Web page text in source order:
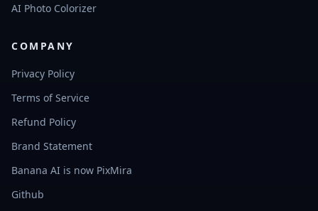
AI Photo Colorizer
COMPANY
Privacy Policy
Terms of Service
Refund Policy
Brand Statement
Banana AI is now PixMira
Github